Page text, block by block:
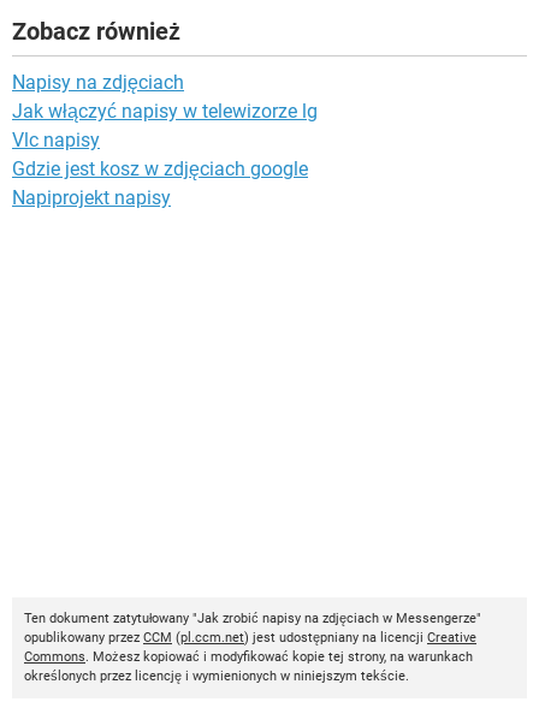
Zobacz również
Napisy na zdjęciach
Jak włączyć napisy w telewizorze lg
Vlc napisy
Gdzie jest kosz w zdjęciach google
Napiprojekt napisy
Ten dokument zatytułowany "Jak zrobić napisy na zdjęciach w Messengerze"
opublikowany przez CCM (pl.ccm.net) jest udostępniany na licencji Creative
Commons. Możesz kopiować i modyfikować kopie tej strony, na warunkach
określonych przez licencję i wymienionych w niniejszym tekście.